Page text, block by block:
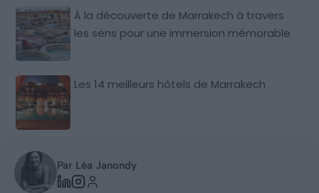
À la découverte de Marrakech à travers
les sens pour une immersion mémorable
Les 14 meilleurs hôtels de Marrakech
Par Léa Janondy